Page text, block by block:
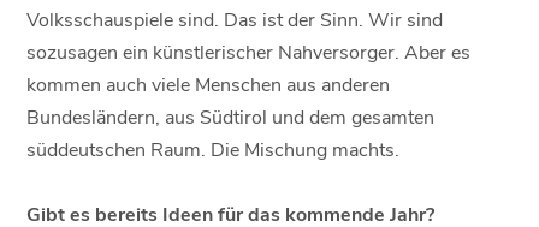
Volksschauspiele sind. Das ist der Sinn. Wir sind
sozusagen ein künstlerischer Nahversorger. Aber es
kommen auch viele Menschen aus anderen
Bundesländern, aus Südtirol und dem gesamten
süddeutschen Raum. Die Mischung machts.
Gibt es bereits Ideen für das kommende Jahr?